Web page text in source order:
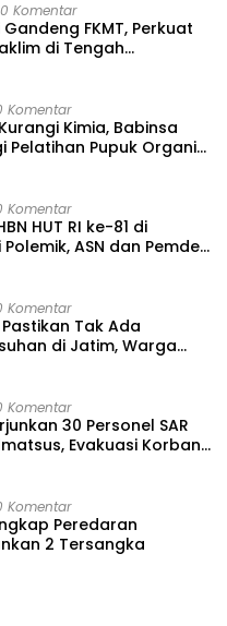
0 Komentar
FKMT, Perkuat
di Tengah
Komentar
Kimia, Babinsa
Pelatihan Pupuk Organik
Komentar
HUT RI ke-81 di
ASN dan Pemdes
Komentar
Tak Ada
di Jatim, Warga
Komentar
30 Personel SAR
Evakuasi Korban
Komentar
Peredaran
2 Tersangka